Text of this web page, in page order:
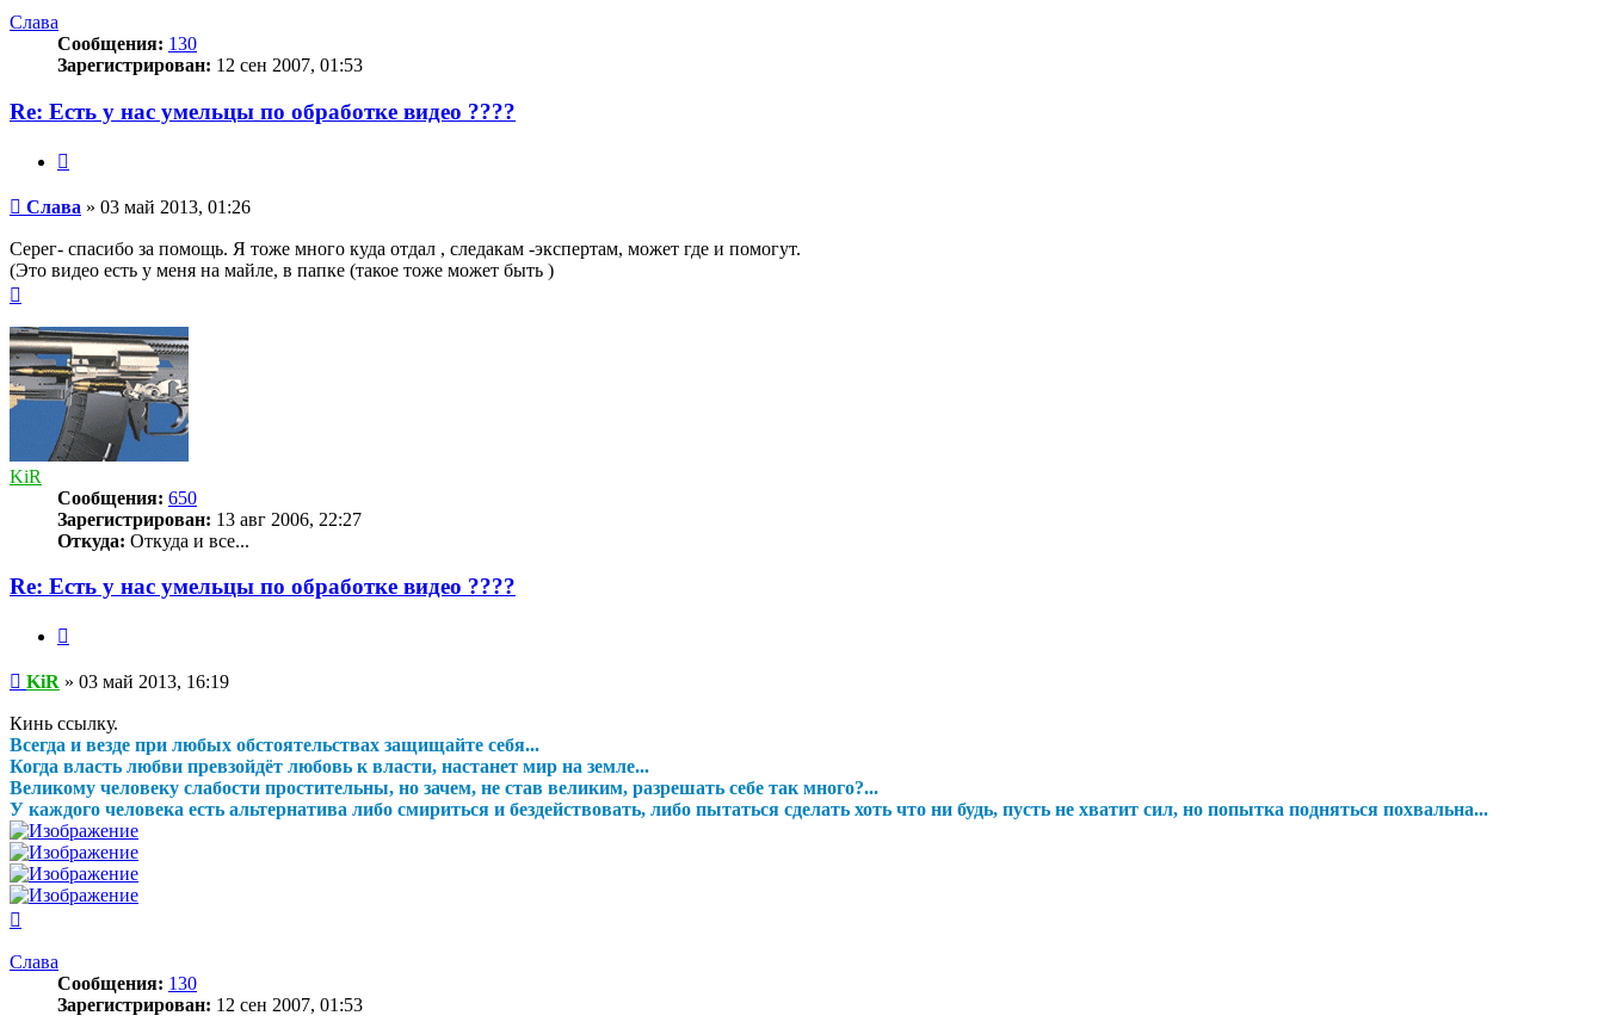
началу
Слава
Сообщения: 130
Зарегистрирован: 12 сен 2007, 01:53
Re: Есть у нас умельцы по обработке видео ????
Сообщение
Слава » 03 май 2013, 01:26
Серег- спасибо за помощь. Я тоже много куда отдал , следакам -экспертам, может где и помогут.
(Это видео есть у меня на майле, в папке (такое тоже может быть )
началу
KiR
Сообщения: 650
Зарегистрирован: 13 авг 2006, 22:27
Откуда: Откуда и все...
Re: Есть у нас умельцы по обработке видео ????
Сообщение
KiR » 03 май 2013, 16:19
Кинь ссылку.
Всегда и везде при любых обстоятельствах защищайте себя...
Когда власть любви превзойдёт любовь к власти, настанет мир на земле...
Великому человеку слабости простительны, но зачем, не став великим, разрешать себе так много?...
У каждого человека есть альтернатива либо смириться и бездействовать, либо пытаться сделать хоть что ни будь, пусть не хватит сил, но попытка подняться похвальна...
началу
Слава
Сообщения: 130
Зарегистрирован: 12 сен 2007, 01:53